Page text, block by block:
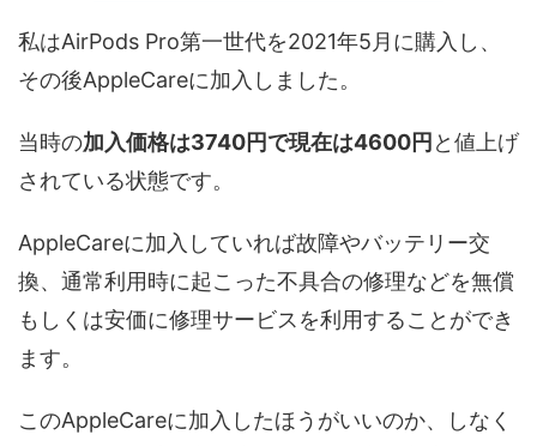
私はAirPods Pro第一世代を2021年5月に購入し、
その後AppleCareに加入しました。
当時の加入価格は3740円で現在は4600円 と値上げ
されている状態です。
AppleCareに加入していれば故障やバッテリー交
換、通常利用時に起こった不具合の修理などを無償
もしくは安価に修理サービスを利用することができ
ます。
このAppleCareに加入したほうがいいのか、しなく